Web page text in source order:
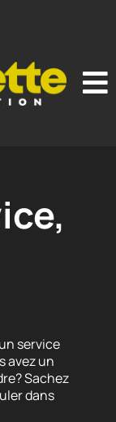
service
avez un
Sachez
dans